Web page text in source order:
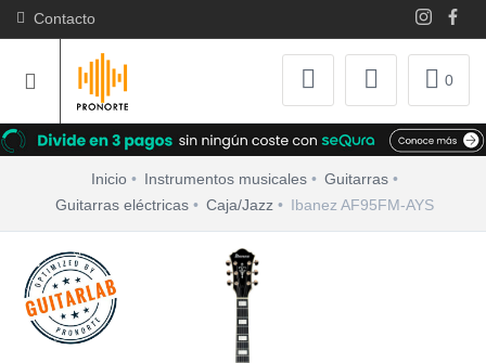
Contacto
0
Inicio Instrumentos musicales
Guitarras
Guitarras eléctricas
Caja/Jazz Ibanez AF95FM-AYS